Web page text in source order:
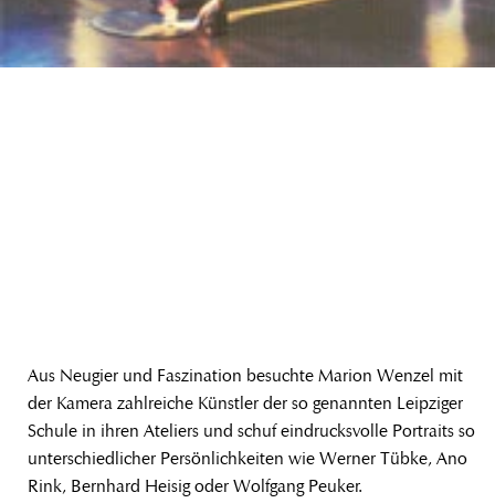
Aus Neugier und Faszination besuchte Marion Wenzel mit
der Kamera zahlreiche Künstler der so genannten Leipziger
Schule in ihren Ateliers und schuf eindrucksvolle Portraits so
unterschiedlicher Persönlichkeiten wie Werner Tübke, Ano
Rink, Bernhard Heisig oder Wolfgang Peuker.